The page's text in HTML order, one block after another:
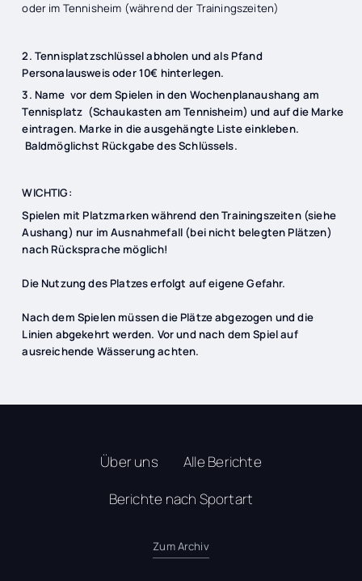
oder im Tennisheim (während der Trainingszeiten)
2. Tennisplatzschlüssel abholen und als Pfand
Personalausweis oder 10€ hinterlegen.
3. Name vor dem Spielen in den Wochenplanaushang am
Tennisplatz (Schaukasten am Tennisheim) und auf die Marke
eintragen. Marke in die ausgehängte Liste einkleben.
Baldmöglichst Rückgabe des Schlüssels.
WICHTIG:
Spielen mit Platzmarken während den Trainingszeiten (siehe
Aushang) nur im Ausnahmefall (bei nicht belegten Plätzen)
nach Rücksprache möglich!
Die Nutzung des Platzes erfolgt auf eigene Gefahr.
Nach dem Spielen müssen die Plätze abgezogen und die
Linien abgekehrt werden. Vor und nach dem Spiel auf
ausreichende Wässerung achten.
Über uns
Alle Berichte
Berichte nach Sportart
Zum Archiv